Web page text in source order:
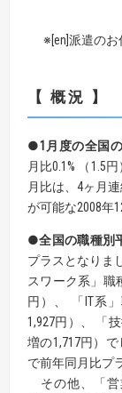
※[en]派遣の
【 概況 】
●1月度の全国
月比0.1% （1.5
月比は、4ヶ月
が可能な2008年
●全国の職種別
プラスとなりま
スワーク系」職
円）、 「IT系
1,927円）、 「
増の1,717円）
で前年同月比プ
その他、「営